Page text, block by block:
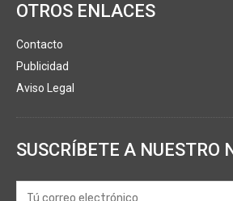
OTROS ENLACES
Contacto
Publicidad
Aviso Legal
SUSCRÍBETE A NUESTRO